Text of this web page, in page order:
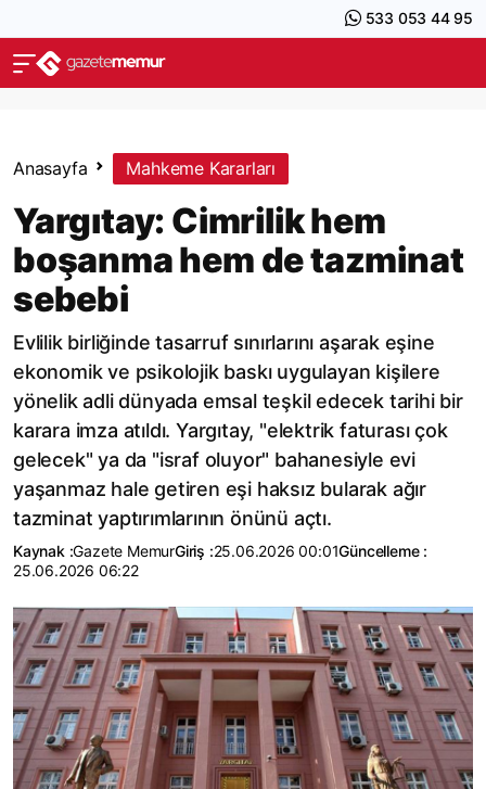
533 053 44 95
Anasayfa Mahkeme Kararları
Yargıtay: Cimrilik hem
boşanma hem de tazminat
sebebi
Evlilik birliğinde tasarruf sınırlarını aşarak eşine
ekonomik ve psikolojik baskı uygulayan kişilere
yönelik adli dünyada emsal teşkil edecek tarihi bir
karara imza atıldı. Yargıtay, "elektrik faturası çok
gelecek" ya da "israf oluyor" bahanesiyle evi
yaşanmaz hale getiren eşi haksız bularak ağır
tazminat yaptırımlarının önünü açtı.
Kaynak :Gazete MemurGiriş :25.06.2026 00:01Güncelleme :
25.06.2026 06:22